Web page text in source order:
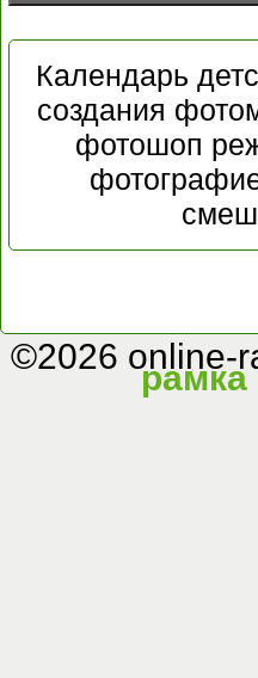
Календарь
создания
фотошоп
©2026 online-
рамка